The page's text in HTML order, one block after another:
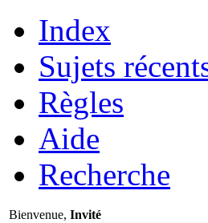
Index
Sujets
Règles
Aide
Recherche
Bienvenue, Invité